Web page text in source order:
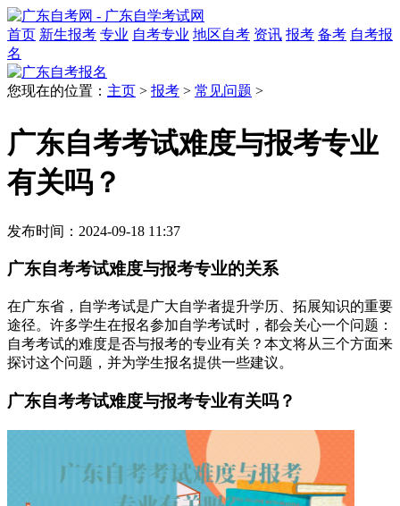
首页 新生报考 专业 自考专业 地区自考 资讯 报考 备考 自考报
名
您现在的位置： 主页 > 报考 > 常见问题 >
广东自考考试难度与报考专业
有关吗？
发布时间：2024-09-18 11:37
广东自考考试难度与报考专业的关系
在广东省，自学考试是广大自学者提升学历、拓展知识的重要
途径。许多学生在报名参加自学考试时，都会关心一个问题：
自考考试的难度是否与报考的专业有关？本文将从三个方面来
探讨这个问题，并为学生报名提供一些建议。
广东自考考试难度与报考专业有关吗？